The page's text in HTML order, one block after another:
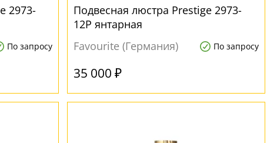
2973-
По запросу
Подвесная люстра Prestige 2973-
12P янтарная
Favourite (Германия)
По запросу
35 000 ₽